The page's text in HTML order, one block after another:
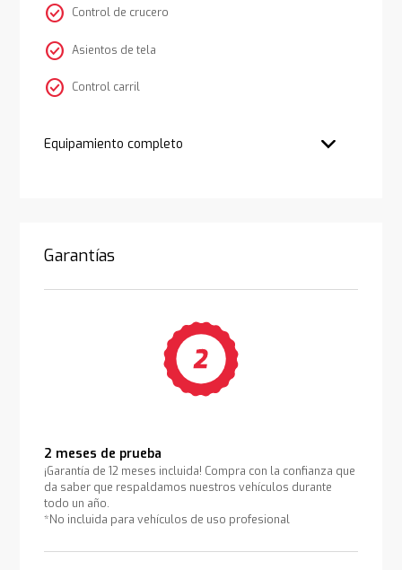
check_circle Control de crucero
check_circle Asientos de tela
check_circle Control carril
Equipamiento completo
Garantías
2 meses de prueba
¡Garantía de 12 meses incluida! Compra con la confianza que
da saber que respaldamos nuestros vehículos durante
todo un año.
*No incluida para vehículos de uso profesional